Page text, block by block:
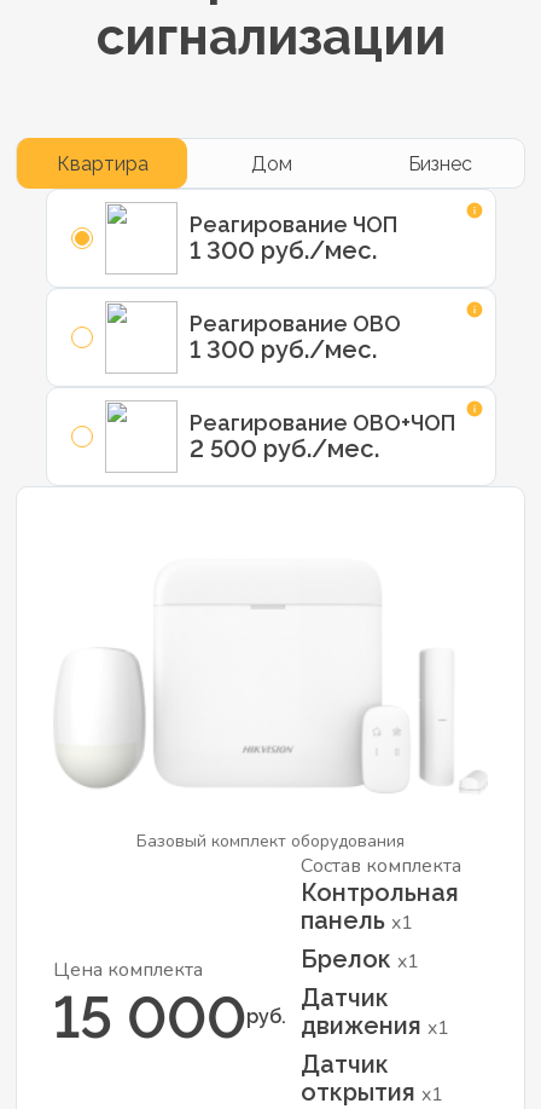
сигнализации
Квартира Дом Бизнес
Реагирование ЧОП
1 300 руб./мес.
Реагирование ОВО
1 300 руб./мес.
Реагирование ОВО+ЧОП
2 500 руб./мес.
Базовый комплект оборудования
Состав комплекта
Контрольная
панель x1
Брелок x1
Датчик
движения x1
Датчик
открытия x1
Цена комплекта
15 000руб.